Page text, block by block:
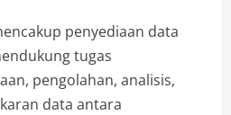
penyediaan data
tugas
pengolahan, analisis,
data antara